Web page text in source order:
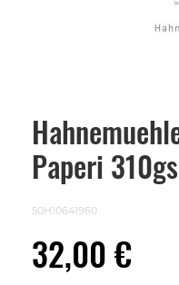
Paperi
50H10641960
32,00 €
Skip
beginning
images